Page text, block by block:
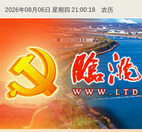
2026年08月06日 星期四 21:00:18 农历